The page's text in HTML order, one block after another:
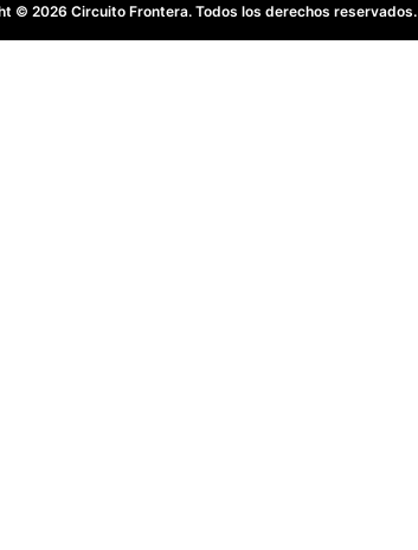
© 2026 Circuito Frontera. Todos los derechos reservados.